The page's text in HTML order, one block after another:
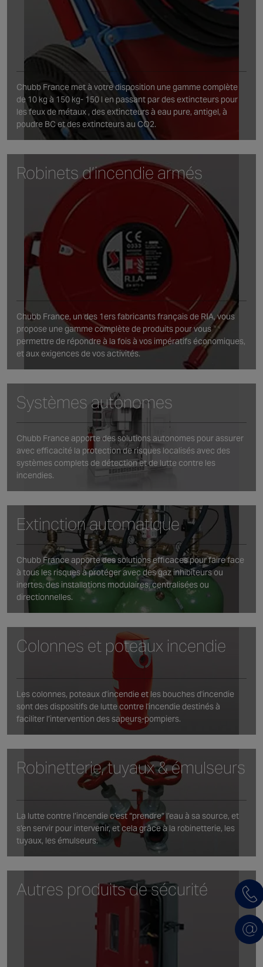
Chubb France met à votre disposition une gamme complète
de 10 kg à 150 kg- 150 l en passant par des extincteurs pour
les feux de métaux , des extincteurs à eau pure, antigel, à
poudre BC et des extincteurs au CO2.
Robinets d’incendie armés
Chubb France, un des 1ers fabricants français de RIA, vous
propose une gamme complète de produits pour vous
permettre de répondre à la fois à vos impératifs économiques,
et aux exigences de vos activités.
Systèmes autonomes
Chubb France apporte des solutions autonomes pour assurer
avec efficacité la protection de risques localisés avec des
systèmes complets de détection et de lutte contre les
incendies.
Extinction automatique
Chubb France apporte des solutions efficaces pour faire face
à tous les risques à protéger avec des gaz inhibiteurs ou
inertes, des installations modulaires, centralisées ou
directionnelles.
Colonnes et poteaux incendie
Les colonnes, poteaux d'incendie et les bouches d'incendie
sont des dispositifs de lutte contre l'incendie destinés à
faciliter l’intervention des sapeurs-pompiers.
Robinetterie, tuyaux & émulseurs
La lutte contre l’incendie c’est “prendre” l’eau à sa source, et
s’en servir pour intervenir, et cela grâce à la robinetterie, les
tuyaux, les émulseurs.
Autres produits de sécurité